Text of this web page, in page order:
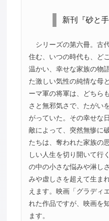
新刊『砂と
シリーズの第六冊。古
住む、いつの時代も、ど
温かい、幸せな家族の物
た激しい気性の純情な母
ーマ軍の将軍は、どちら
さと無邪気さで、たがい
がっていた。その幸せな
敵によって、突然無惨に
たちは、奪われた家族の
しい人生を切り開いて行
の中の小さな悩みや淋し
みや虚しさを超えて生ま
えます。映画「グラディ
れた作品ですが、映画を
ます。